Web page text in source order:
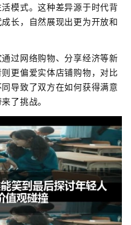
模式。这种差异源于时代背
长，自然展现出更为开放和
过网络购物、分享经济等新
更偏爱实体店铺购物，对比
导致了双方在如何获得满意
了挑战。